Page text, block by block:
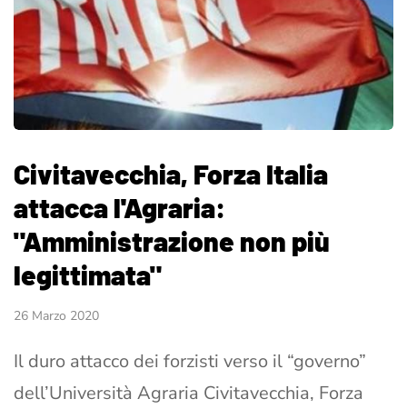
Civitavecchia, Forza Italia
attacca l'Agraria:
"Amministrazione non più
legittimata"
26 Marzo 2020
Il duro attacco dei forzisti verso il “governo”
dell’Università Agraria Civitavecchia, Forza